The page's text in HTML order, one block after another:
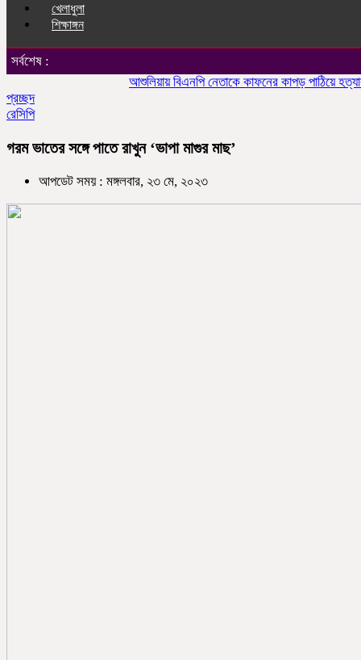
খেলাধুলা
শিক্ষাঙ্গন
সর্বশেষ :
আশুলিয়ায় বিএনপি নেতাকে কাফনের কাপড় পাঠিয়ে হত্যার হুমকি
প্রচ্ছদ
রেসিপি
গরম ভাতের সঙ্গে পাতে রাখুন ‘ভাপা মাগুর মাছ’
আপডেট সময় : মঙ্গলবার, ২৩ মে, ২০২৩